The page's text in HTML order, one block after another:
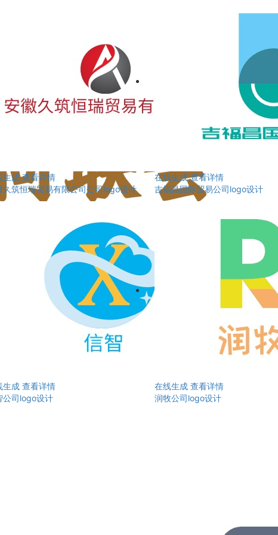
生成 查看详情
久筑恒瑞贸易有限公司公司logo设计
在线生成 查看详情
吉福昌国际贸易公司logo设计
生成 查看详情
公司logo设计
在线生成 查看详情
润牧公司logo设计